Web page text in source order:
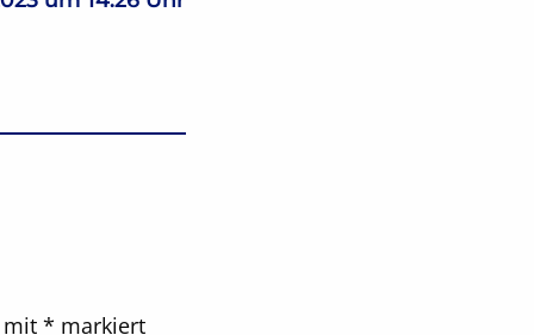
mit * markiert